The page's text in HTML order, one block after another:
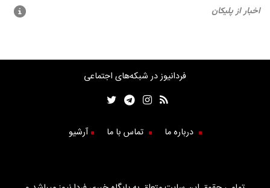
فردانیوز در شبکه‌های اجتماعی
درباره ما تماس با ما آرشیو